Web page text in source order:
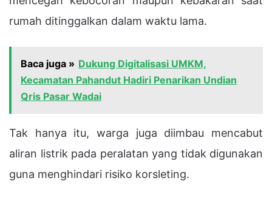
rumah ditinggalkan dalam waktu lama.
Baca juga » Dukung Digitalisasi UMKM,
Kecamatan Pahandut Hadiri Penarikan Undian
Qris Pasar Wadai
Tak hanya itu, warga juga diimbau mencabut
aliran listrik pada peralatan yang tidak digunakan
guna menghindari risiko korsleting.